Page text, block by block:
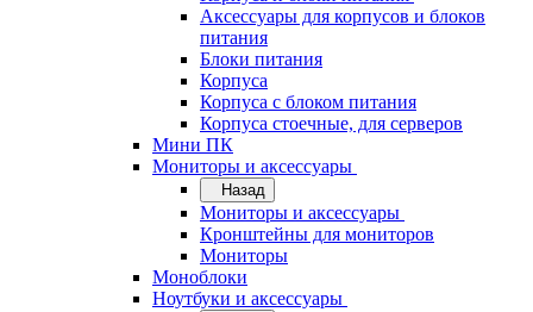
Аксессуары для корпусов и блоков
питания
Блоки питания
Корпуса
Корпуса с блоком питания
Корпуса стоечные, для серверов
Мини ПК
Мониторы и аксессуары
Назад
Мониторы и аксессуары
Кронштейны для мониторов
Мониторы
Моноблоки
Ноутбуки и аксессуары